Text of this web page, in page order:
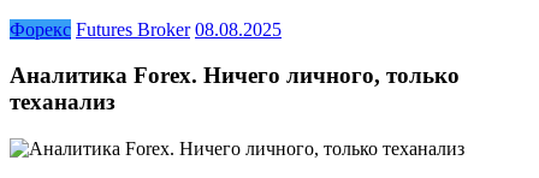
Форекс Futures Broker 08.08.2025
Аналитика Forex. Ничего личного, только
теханализ